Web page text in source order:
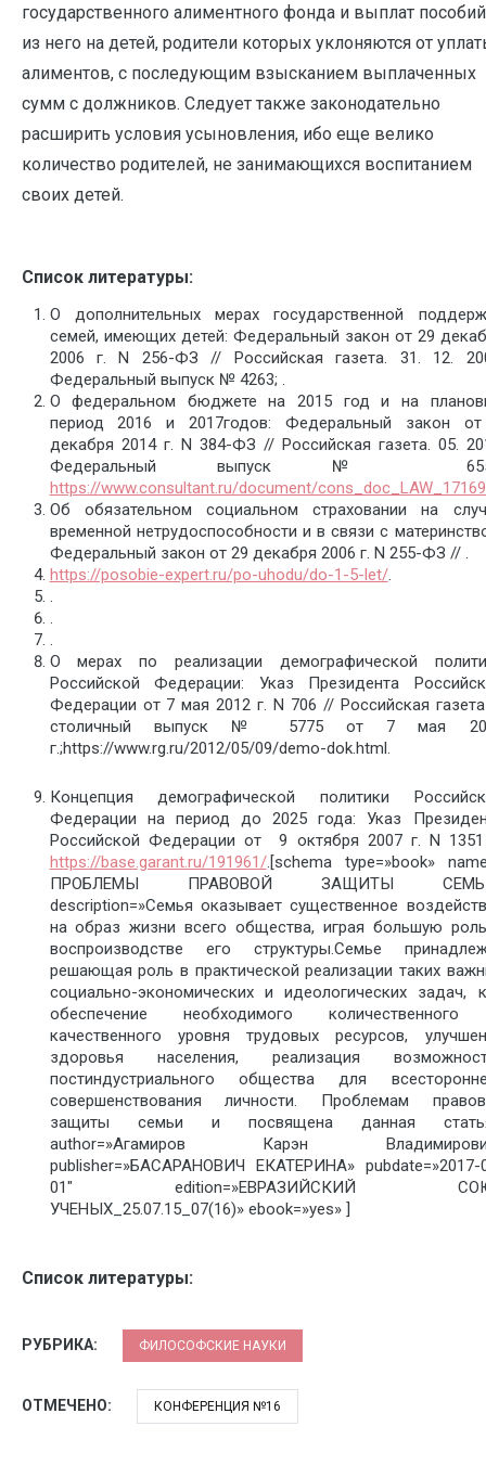
государственного алиментного фонда и выплат пособий
из него на детей, родители которых уклоняются от
алиментов, с последующим взысканием выплаченных
сумм с должников. Следует также законодательно
расширить условия усыновления, ибо еще велико
количество родителей, не занимающихся воспитанием
своих детей.
Список литературы:
О дополнительных мерах государственной
семей, имеющих детей: Федеральный закон от 29
2006 г. N 256-ФЗ // Российская газета. 31. 12.
Федеральный выпуск № 4263; .
О федеральном бюджете на 2015 год и на
период 2016 и 2017годов: Федеральный закон
декабря 2014 г. N 384-ФЗ // Российская газета. 05.
Федеральный выпуск №
https://www.consultant.ru/document/
Об обязательном социальном страховании на
временной нетрудоспособности и в связи с
Федеральный закон от 29 декабря 2006 г. N 255-ФЗ // .
https://posobie-expert.ru/po-uhodu/do-1-5-let/.
О мерах по реализации демографической
Российской Федерации: Указ Президента
Федерации от 7 мая 2012 г. N 706 // Российская
столичный выпуск № 5775 от 7 мая
г.;https://www.rg.ru/2012/05/09/demo-dok.html.
Концепция демографической политики
Федерации на период до 2025 года: Указ
Российской Федерации от 9 октября 2007 г. N 1351
https://base.garant.ru/191961/.[schema type=»book»
ПРОБЛЕМЫ ПРАВОВОЙ ЗАЩИТЫ
description=»Семья оказывает существенное
на образ жизни всего общества, играя большую
воспроизводстве его структуры.Семье
решающая роль в практической реализации таких
социально-экономических и идеологических задач,
обеспечение необходимого
качественного уровня трудовых ресурсов,
здоровья населения, реализация
постиндустриального общества для
совершенствования личности. Проблемам
защиты семьи и посвящена данная
author=»Агамиров Карэн
publisher=»БАСАРАНОВИЧ ЕКАТЕРИНА» pubdate=»2017-
01″ edition=»ЕВРАЗИЙСКИЙ
УЧЕНЫХ_25.07.15_07(16)» ebook=»yes» ]
Список литературы:
РУБРИКА: ФИЛОСОФСКИЕ НАУКИ
ОТМЕЧЕНО: КОНФЕРЕНЦИЯ №16